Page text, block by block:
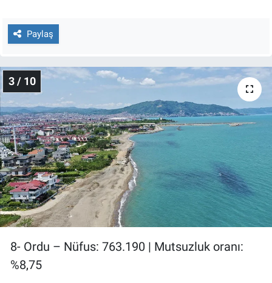
Paylaş
3 / 10
8- Ordu – Nüfus: 763.190 | Mutsuzluk oranı:
%8,75